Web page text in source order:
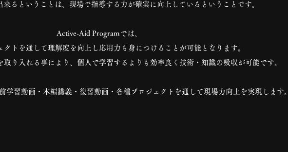
来るということは、現場で指導する力が確実に向上しているということです。
Active-Aid Programでは、
クトを通して理解度を向上し応用力も身につけることが可能となります。
取り入れる事により、個人で学習するよりも効率良く技術・知識の吸収が可能です。
学習動画・本編講義・復習動画・各種プロジェクトを通して現場力向上を実現します。